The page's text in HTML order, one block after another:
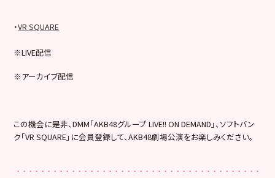
・VR SQUARE
※LIVE配信
※アーカイブ配信
この機会に是非、DMM「AKB48グループ LIVE!! ON DEMAND」、ソフトバン
ク「VR SQUARE」に会員登録して、AKB48劇場公演をお楽しみください。